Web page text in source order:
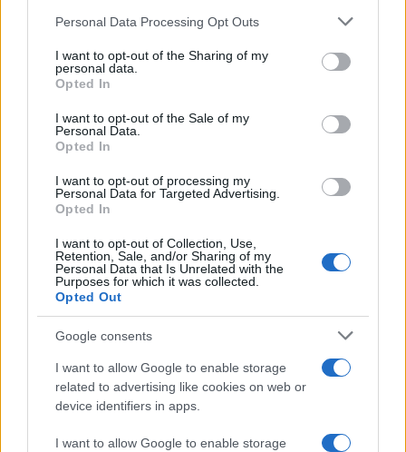
Please note that this website/app uses one or more Google
not limited to your visit or usage behaviour. You may click to
grant or deny consent to Google and its third-party tags to
use your data for below specified purposes in below Google
consent section.
Personal Data Processing Opt Outs
I want to opt-out of the Sharing of my
personal data.
Opted In
I want to opt-out of the Sale of my
Personal Data.
Opted In
I want to opt-out of processing my
Personal Data for Targeted Advertising.
Opted In
I want to opt-out of Collection, Use,
Retention, Sale, and/or Sharing of my
Personal Data that Is Unrelated with the
Purposes for which it was collected.
Opted Out
Google consents
I want to allow Google to enable storage
related to advertising like cookies on web or
device identifiers in apps.
I want to allow Google to enable storage
τεχνολογίας Bravia Engine, επεξεργαστή dual-core
1.4GHz (NovaThor A9500 ή U8500 ή Qualcomm
MSM8260), μνήμη RAM 1.5GB (!), κάμερα 12MP με
αισθητήρα CMOS Exmor R, μπαταρία 2500mAh (!) και
θα χρησιμοποιεί το λειτουργικό σύστημα Android 2.3
Gingerbread.
Φυσικά, δεν υπάρχει καμία επίσημη επιβεβαίωση των
παραπάνω, αλλά είναι γνωστό ότι ηSony Ericsson
δεν μπορεί να κρατήσει μακριά από τη δημοσιότητα
τα σχέδια της. Όπως και να 'χει, αναμένεται ότι θα
παρουσιαστεί τον ερχόμενο Σεπτέμβριο!